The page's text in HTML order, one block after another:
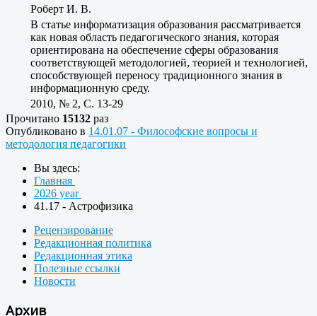
Роберт И. В.
В статье информатизация образования рассматривается
как новая область педагогического знания, которая
ориентирована на обеспечение сферы образования
соответствующей методологией, теорией и технологией,
способствующей переносу традиционного знания в
информационную среду.
2010, № 2, C. 13-29
Прочитано 15132 раз
Опубликовано в 14.01.07 - Философские вопросы и
методология педагогики
Вы здесь:
Главная
2026 year
41.17 - Астрофизика
Рецензирование
Редакционная политика
Редакционная этика
Полезные ссылки
Новости
Архив